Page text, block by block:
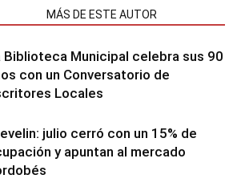
MÁS DE ESTE AUTOR
Biblioteca Municipal celebra sus 90
con un Conversatorio de
Locales
julio cerró con un 15% de
y apuntan al mercado